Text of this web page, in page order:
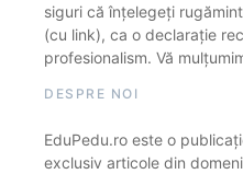
siguri că înțelegeți
(cu link), ca o declarație
profesionalism. Vă
DESPRE NOI
EduPedu.ro este o
exclusiv articole din